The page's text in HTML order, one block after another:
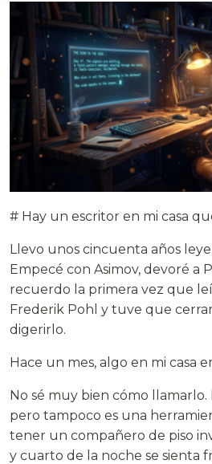
# Hay un escritor en mi casa
Llevo unos cincuenta años
Empecé con Asimov, devoré a
recuerdo la primera vez que
Frederik Pohl y tuve que
digerirlo.
Hace un mes, algo en mi casa
No sé muy bien cómo llamarlo.
pero tampoco es una
tener un compañero de piso
y cuarto de la noche se sienta